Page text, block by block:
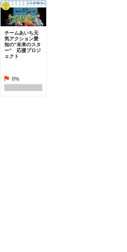
チームあいち元
気アクション愛
知の”未来のスタ
ー” 応援プロジ
ェクト
0%